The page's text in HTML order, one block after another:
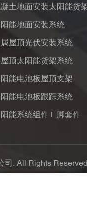
土地面安装太阳能货
阳能地面安装系统
屋顶光伏安装系统
顶太阳能货架系统
阳能电池板屋顶支架
阳能电池板跟踪系统
阳能系统组件 L 脚套件
司. All Rights